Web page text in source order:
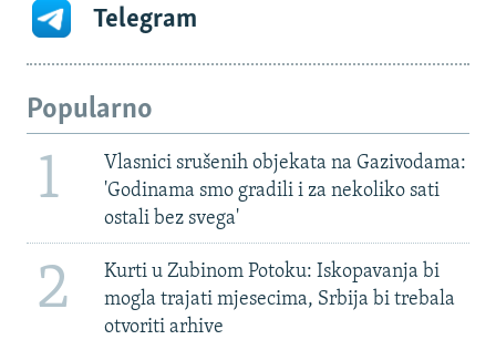
Telegram
Popularno
1
Vlasnici srušenih objekata na Gazivodama:
'Godinama smo gradili i za nekoliko sati
ostali bez svega'
2
Kurti u Zubinom Potoku: Iskopavanja bi
mogla trajati mjesecima, Srbija bi trebala
otvoriti arhive